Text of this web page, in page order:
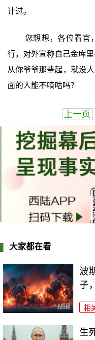
计过。
您想想，各位看官
行，对外宣称自己金库
从你爷爷那辈起，就没
面的人能不嘀咕吗？
上一页
大家都在看
波
子
相
生